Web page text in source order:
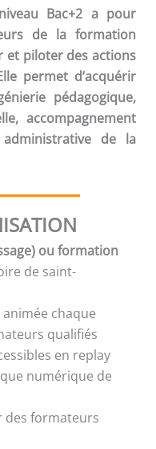
Bac+2 a pour
de la formation
et piloter des actions
permet d’acquérir
pédagogique,
accompagnement
de la
ou formation
de saint-
chaque
qualifiés
en replay
numérique de
des formateurs